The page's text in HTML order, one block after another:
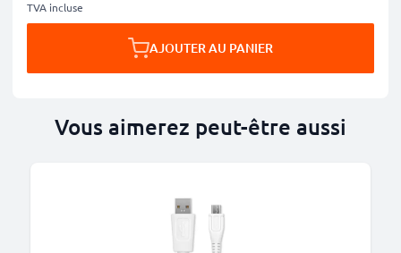
TVA incluse
AJOUTER AU PANIER
Vous aimerez peut-être aussi